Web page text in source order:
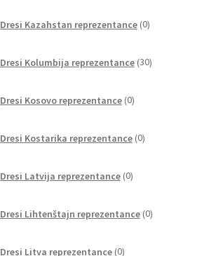
Dresi Kazahstan reprezentance 0izdelkov
Dresi Kolumbija reprezentance 30izdelkov
Dresi Kosovo reprezentance 0izdelkov
Dresi Kostarika reprezentance 0izdelkov
Dresi Latvija reprezentance 0izdelkov
Dresi Lihtenštajn reprezentance 0izdelkov
Dresi Litva reprezentance 0